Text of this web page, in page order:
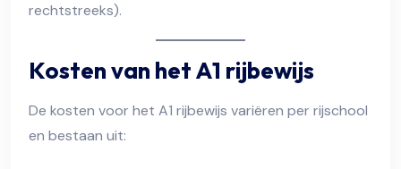
rechtstreeks).
Kosten van het A1 rijbewijs
De kosten voor het A1 rijbewijs variëren per rijschool
en bestaan uit: